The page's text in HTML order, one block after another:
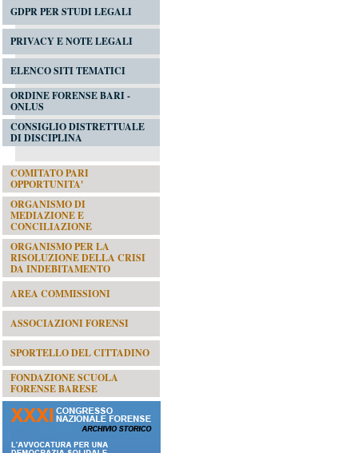
GDPR PER STUDI LEGALI
PRIVACY E NOTE LEGALI
ELENCO SITI TEMATICI
ORDINE FORENSE BARI -
ONLUS
CONSIGLIO DISTRETTUALE
DI DISCIPLINA
COMITATO PARI
OPPORTUNITA'
ORGANISMO DI
MEDIAZIONE E
CONCILIAZIONE
ORGANISMO PER LA
RISOLUZIONE DELLA CRISI
DA INDEBITAMENTO
AREA COMMISSIONI
ASSOCIAZIONI FORENSI
SPORTELLO DEL CITTADINO
FONDAZIONE SCUOLA
FORENSE BARESE